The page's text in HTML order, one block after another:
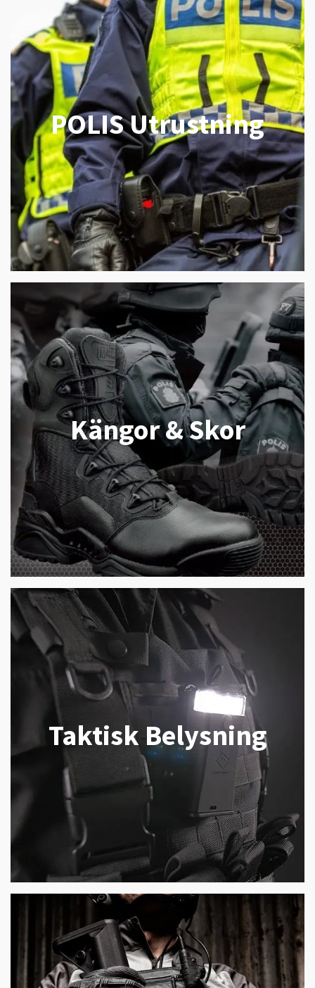
POLIS Utrustning
Kängor & Skor
Taktisk Belysning